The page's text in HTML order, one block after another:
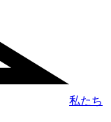
私たち